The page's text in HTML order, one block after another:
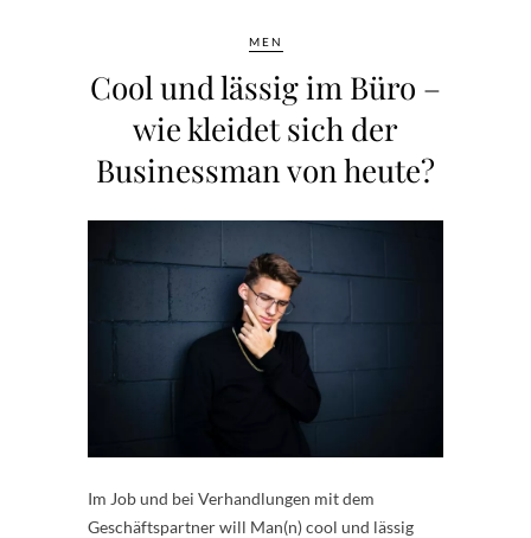
MEN
Cool und lässig im Büro –
wie kleidet sich der
Businessman von heute?
Im Job und bei Verhandlungen mit dem
Geschäftspartner will Man(n) cool und lässig